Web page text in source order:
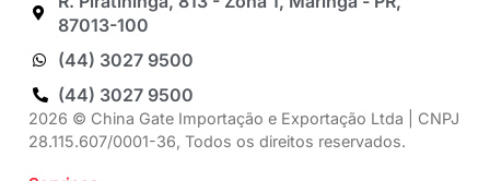
87013-100
(44) 3027 9500
(44) 3027 9500
2026 © China Gate Importação e Exportação Ltda | CNPJ
28.115.607/0001-36, Todos os direitos reservados.